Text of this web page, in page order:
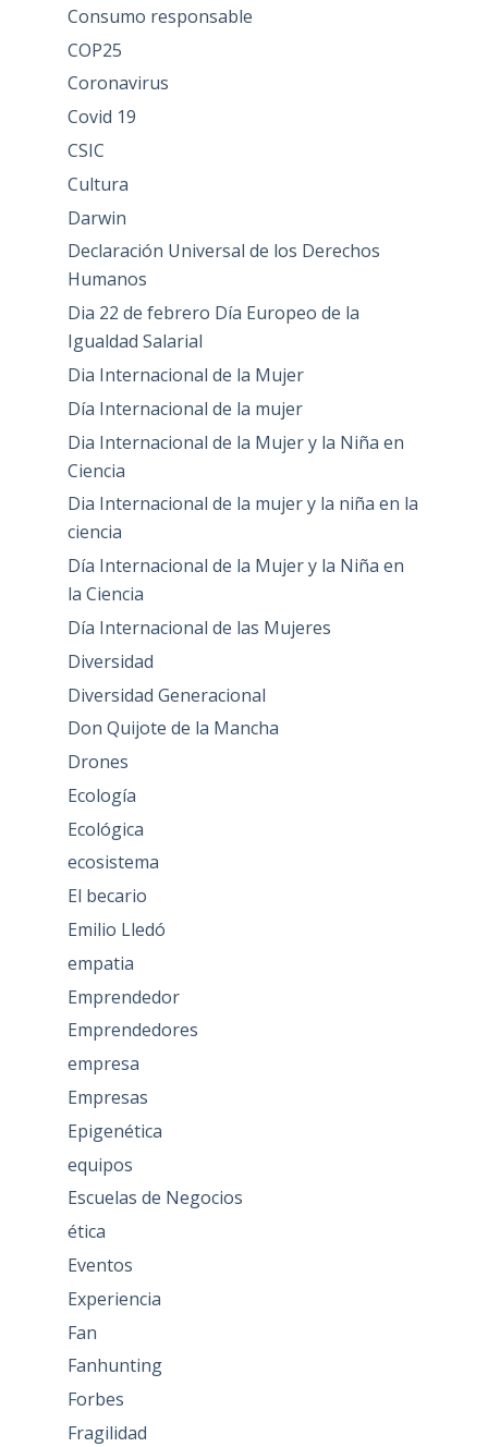
Consumo responsable
COP25
Coronavirus
Covid 19
CSIC
Cultura
Darwin
Declaración Universal de los Derechos
Humanos
Dia 22 de febrero Día Europeo de la
Igualdad Salarial
Dia Internacional de la Mujer
Día Internacional de la mujer
Dia Internacional de la Mujer y la Niña en
Ciencia
Dia Internacional de la mujer y la niña en la
ciencia
Día Internacional de la Mujer y la Niña en
la Ciencia
Día Internacional de las Mujeres
Diversidad
Diversidad Generacional
Don Quijote de la Mancha
Drones
Ecología
Ecológica
ecosistema
El becario
Emilio Lledó
empatia
Emprendedor
Emprendedores
empresa
Empresas
Epigenética
equipos
Escuelas de Negocios
ética
Eventos
Experiencia
Fan
Fanhunting
Forbes
Fragilidad